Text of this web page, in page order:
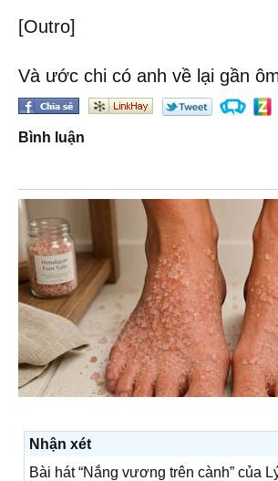
[Outro]
Và ước chi có anh về lại gần
Bình luận
Nhận xét
Bài hát “Nắng vương trên cành” của